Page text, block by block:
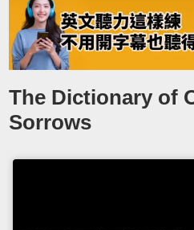
The Dictionary of
Sorrows